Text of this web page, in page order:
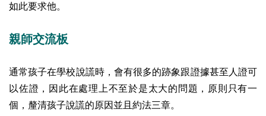
如此要求他。
親師交流板
通常孩子在學校說謊時，會有很多的跡象跟證據甚至人證可
以佐證，因此在處理上不至於是太大的問題，原則只有一
個，釐清孩子說謊的原因並且約法三章。